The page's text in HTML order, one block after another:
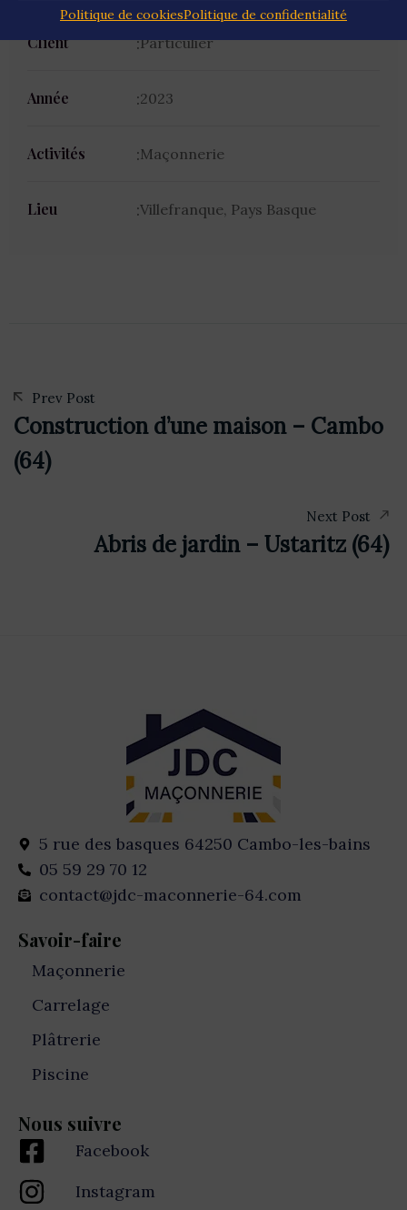
Politique de cookiesPolitique de confidentialité
Client Particulier
Année 2023
Activités Maçonnerie
Lieu Villefranque, Pays Basque
Prev Post
Construction d’une maison – Cambo
(64)
Next Post
Abris de jardin – Ustaritz (64)
5 rue des basques 64250 Cambo-les-bains
05 59 29 70 12
contact@jdc-maconnerie-64.com
Savoir-faire
Maçonnerie
Carrelage
Plâtrerie
Piscine
Nous suivre
Facebook
Instagram